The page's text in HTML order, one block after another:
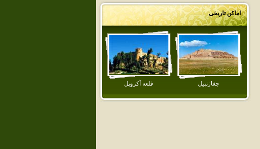
اماکن تاریخی
چغازنبيل قلعه آكروپل